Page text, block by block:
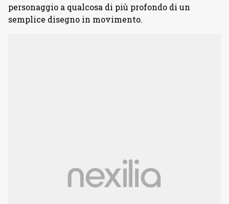
personaggio a qualcosa di più profondo di un
semplice disegno in movimento.